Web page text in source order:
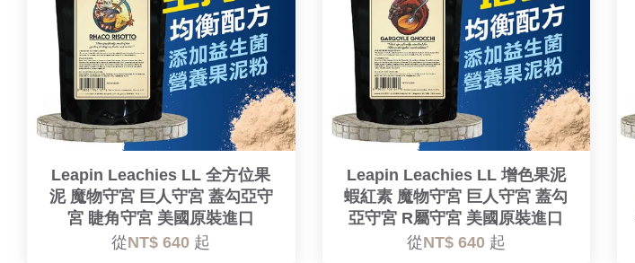
Leapin Leachies LL 全方位果
泥 魔物守宮 巨人守宮 蓋勾亞守
宮 睫角守宮 美國原裝進口
從NT$ 640 起
Leapin Leachies LL 增色果泥
蝦紅素 魔物守宮 巨人守宮 蓋勾
亞守宮 R屬守宮 美國原裝進口
從NT$ 640 起